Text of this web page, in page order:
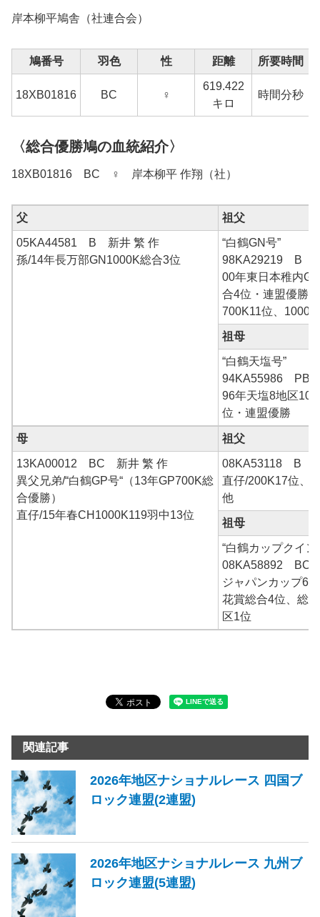
岸本柳平鳩舎（社連合会）
鳩番号 羽色 性 距離 所要時間
18XB01816 BC ♀
619.422
キロ
時間分秒
〈総合優勝鳩の血統紹介〉
18XB01816 BC ♀ 岸本柳平 作翔（社）
父 祖父
05KA44581 B 新井 繁 作
孫/14年長万部GN1000K総合3位
“白鶴GN号”
98KA29219 B
00年東日本稚内
合4位・連盟優勝
700K11位、
祖母
“白鶴天塩号”
94KA55986 PB
96年天塩8地区
位・連盟優勝
母 祖父
13KA00012 BC 新井 繁 作
異父兄弟/“白鶴GP号“（13年GP700K総
合優勝）
直仔/15年春CH1000K119羽中13位
08KA53118 B
直仔/200K17位、
他
祖母
“白鶴カップクイン”
08KA58892 BC
ジャパンカップ
花賞総合4位、総
区1位
関連記事
2026年地区ナショナルレース 四国ブ
ロック連盟(2連盟)
2026年地区ナショナルレース 九州ブ
ロック連盟(5連盟)